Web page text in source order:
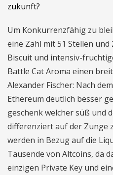
zukunft?
Um Konkurrenzfähig zu
eine Zahl mit 51 Stellen und
Biscuit und intensiv-
Battle Cat Aroma einen
Alexander Fischer: Nach
Ethereum deutlich besser
geschenk welcher süß und
differenziert auf der Zunge
werden in Bezug auf die
Tausende von Altcoins, da
einzigen Private Key und